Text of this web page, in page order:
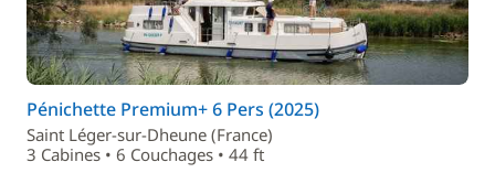
Pénichette Premium+ 6 Pers (2025)
Saint Léger-sur-Dheune (France)
3 Cabines • 6 Couchages • 44 ft